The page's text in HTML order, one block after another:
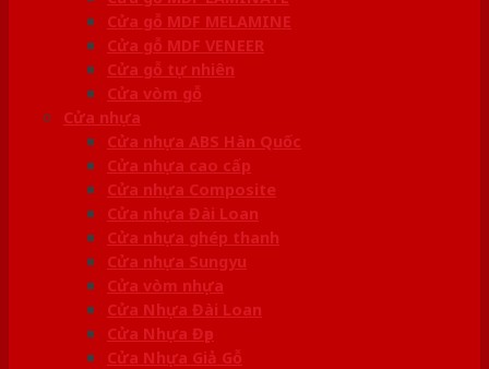
Cửa gỗ MDF MELAMINE
Cửa gỗ MDF VENEER
Cửa gỗ tự nhiên
Cửa vòm gỗ
Cửa nhựa
Cửa nhựa ABS Hàn Quốc
Cửa nhựa cao cấp
Cửa nhựa Composite
Cửa nhựa Đài Loan
Cửa nhựa ghép thanh
Cửa nhựa Sungyu
Cửa vòm nhựa
Cửa Nhựa Đài Loan
Cửa Nhựa Đẹp
Cửa Nhựa Giả Gỗ